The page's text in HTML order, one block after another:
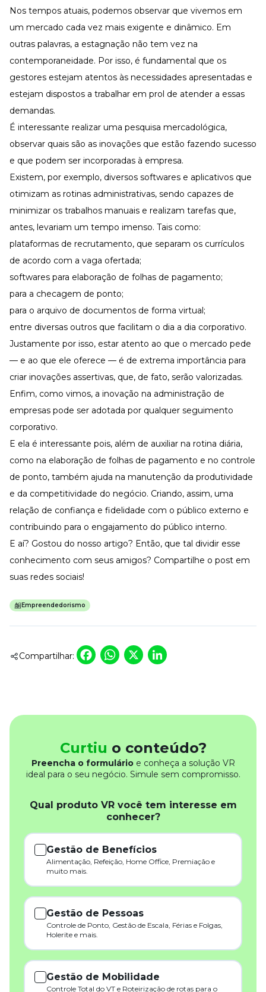
Nos tempos atuais, podemos observar que vivemos em
um mercado cada vez mais exigente e dinâmico. Em
outras palavras, a estagnação não tem vez na
contemporaneidade. Por isso, é fundamental que os
gestores estejam atentos às necessidades apresentadas e
estejam dispostos a trabalhar em prol de atender a essas
demandas.
É interessante realizar uma pesquisa mercadológica,
observar quais são as inovações que estão fazendo sucesso
e que podem ser incorporadas à empresa.
Existem, por exemplo, diversos softwares e aplicativos que
otimizam as rotinas administrativas, sendo capazes de
minimizar os trabalhos manuais e realizam tarefas que,
antes, levariam um tempo imenso. Tais como:
plataformas de recrutamento, que separam os currículos
de acordo com a vaga ofertada;
softwares para elaboração de folhas de pagamento;
para a checagem de ponto;
para o arquivo de documentos de forma virtual;
entre diversas outros que facilitam o dia a dia corporativo.
Justamente por isso, estar atento ao que o mercado pede
— e ao que ele oferece — é de extrema importância para
criar inovações assertivas, que, de fato, serão valorizadas.
Enfim, como vimos, a inovação na administração de
empresas pode ser adotada por qualquer seguimento
corporativo.
E ela é interessante pois, além de auxiliar na rotina diária,
como na elaboração de folhas de pagamento e no controle
de ponto, também ajuda na manutenção da produtividade
e da competitividade do negócio. Criando, assim, uma
relação de confiança e fidelidade com o público externo e
contribuindo para o engajamento do público interno.
E aí? Gostou do nosso artigo? Então, que tal dividir esse
conhecimento com seus amigos? Compartilhe o post em
suas redes sociais!
Empreendedorismo
Compartilhar: Facebook
WhatsApp
X
Curtiu o conteúdo?
Preencha o formulárioe conheça a solução VR
ideal para o seu negócio. Simule sem compromisso.
Qual produto VR você tem interesse em
conhecer?
Gestão de Benefícios
Alimentação, Refeição, Home Office, Premiação e
muito mais.
Gestão de Pessoas
Controle de Ponto, Gestão de Escala, Férias e Folgas,
Holerite e mais.
Gestão de Mobilidade
Controle Total do VT e Roteirização de rotas para o